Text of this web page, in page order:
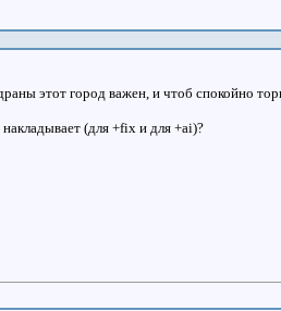
этот город важен, и чтоб спокойно
(для +fix и для +ai)?